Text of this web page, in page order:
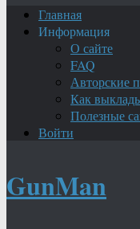
Главная
Информация
О сайте
FAQ
Авторские
Как
Полезные
Войти
GunMan